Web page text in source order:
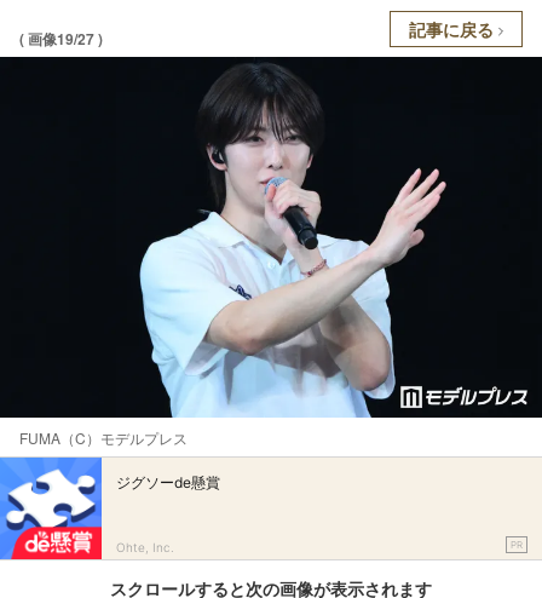
( 画像19/27 ) 記事に戻る
FUMA（C）モデルプレス
ジグソーde懸賞
Ohte, Inc. PR
スクロールすると次の画像が表示されます